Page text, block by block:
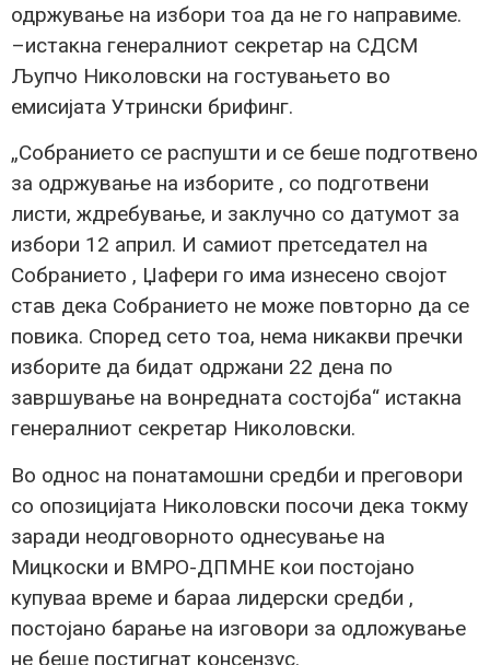
одржување на избори тоа да не го направиме.
–истакна генералниот секретар на СДСМ
Љупчо Николовски на гостувањето во
емисијата Утрински брифинг.
„Собранието се распушти и се беше подготвено
за одржување на изборите , со подготвени
листи, ждребување, и заклучно со датумот за
избори 12 април. И самиот претседател на
Собранието , Џафери го има изнесено својот
став дека Собранието не може повторно да се
повика. Според сето тоа, нема никакви пречки
изборите да бидат одржани 22 дена по
завршување на вонредната состојба“ истакна
генералниот секретар Николовски.
Во однос на понатамошни средби и преговори
со опозицијата Николовски посочи дека токму
заради неодговорното однесување на
Мицкоски и ВМРО-ДПМНЕ кои постојано
купуваа време и бараа лидерски средби ,
постојано барање на изговори за одложување
не беше постигнат консензус.